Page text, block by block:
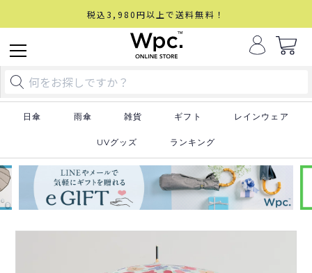
税込3,980円以上で送料無料！
日傘 雨傘 雑貨 ギフト レインウェア
UVグッズ ランキング